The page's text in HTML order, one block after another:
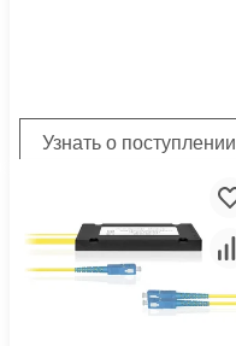
Узнать о поступлении